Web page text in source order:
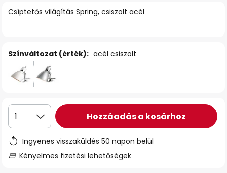
Csíptetős világítás Spring, csiszolt acél
Színváltozat (érték): acél csiszolt
1 Hozzáadás a kosárhoz
Ingyenes visszaküldés 50 napon belül
Kényelmes fizetési lehetőségek